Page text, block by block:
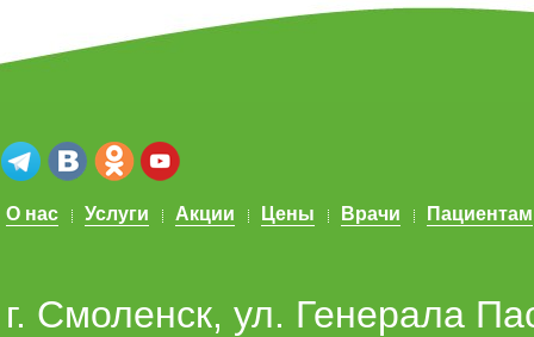
О нас Услуги Акции Цены Врачи Пациентам
г. Смоленск, ул. Генерала